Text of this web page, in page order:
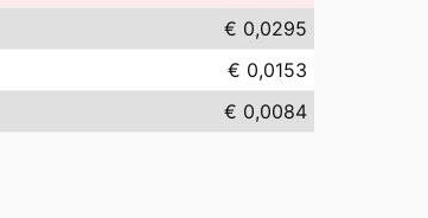
€ 0,0295
€ 0,0153
€ 0,0084